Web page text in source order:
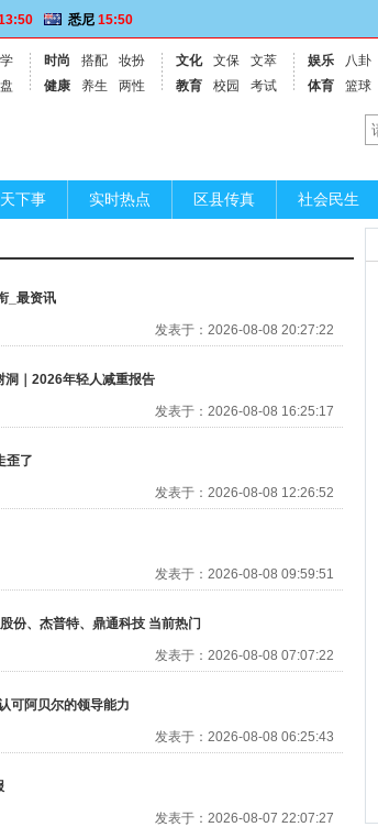
悉尼 15:50
时尚 搭配
妆扮
健康
养生 两性
文化 文保
文萃
教育
校园 考试
娱乐 八卦
体育
篮球
下事 实时热点 区县传真 社会民生
_最资讯
发表于：2026-08-08 20:27:22
洞｜2026年轻人减重报告
发表于：2026-08-08 16:25:17
歪了
发表于：2026-08-08 12:26:52
发表于：2026-08-08 09:59:51
份、杰普特、鼎通科技 当前热门
发表于：2026-08-08 07:07:22
可阿贝尔的领导能力
发表于：2026-08-08 06:25:43
发表于：2026-08-07 22:07:27